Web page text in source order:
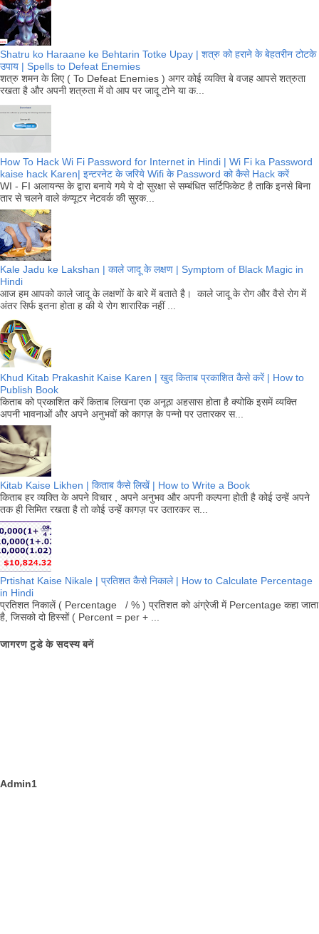
Shatru ko Haraane ke Behtarin Totke Upay | शत्रु को हराने के बेहतरीन टोटके
उपाय | Spells to Defeat Enemies
शत्रु शमन के लिए ( To Defeat Enemies ) अगर कोई व्यक्ति बे वजह आपसे शत्रुता
रखता है और अपनी शत्रुता में वो आप पर जादू टोने या क...
How To Hack Wi Fi Password for Internet in Hindi | Wi Fi ka Password
kaise hack Karen| इन्टरनेट के जरिये Wifi के Password को कैसे Hack करें
WI - FI अलायन्स के द्वारा बनाये गये ये दो सुरक्षा से सम्बंधित सर्टिफिकेट है ताकि इनसे बिना
तार से चलने वाले कंप्यूटर नेटवर्क की सुरक...
Kale Jadu ke Lakshan | काले जादू के लक्षण | Symptom of Black Magic in
Hindi
आज हम आपको काले जादू के लक्षणों के बारे में बताते है। काले जादू के रोग और वैसे रोग में
अंतर सिर्फ इतना होता ह की ये रोग शारारिक नहीं ...
Khud Kitab Prakashit Kaise Karen | खुद किताब प्रकाशित कैसे करें | How to
Publish Book
किताब को प्रकाशित करें किताब लिखना एक अनूठा अहसास होता है क्योकि इसमें व्यक्ति
अपनी भावनाओं और अपने अनुभवों को कागज़ के पन्नो पर उतारकर स...
Kitab Kaise Likhen | किताब कैसे लिखें | How to Write a Book
किताब हर व्यक्ति के अपने विचार , अपने अनुभव और अपनी कल्पना होती है कोई उन्हें अपने
तक ही सिमित रखता है तो कोई उन्हें कागज़ पर उतारकर स...
Prtishat Kaise Nikale | प्रतिशत कैसे निकाले | How to Calculate Percentage
in Hindi
प्रतिशत निकालें ( Percentage / % ) प्रतिशत को अंग्रेजी में Percentage कहा जाता
है, जिसको दो हिस्सों ( Percent = per + ...
जागरण टुडे के सदस्य बनें
Admin1